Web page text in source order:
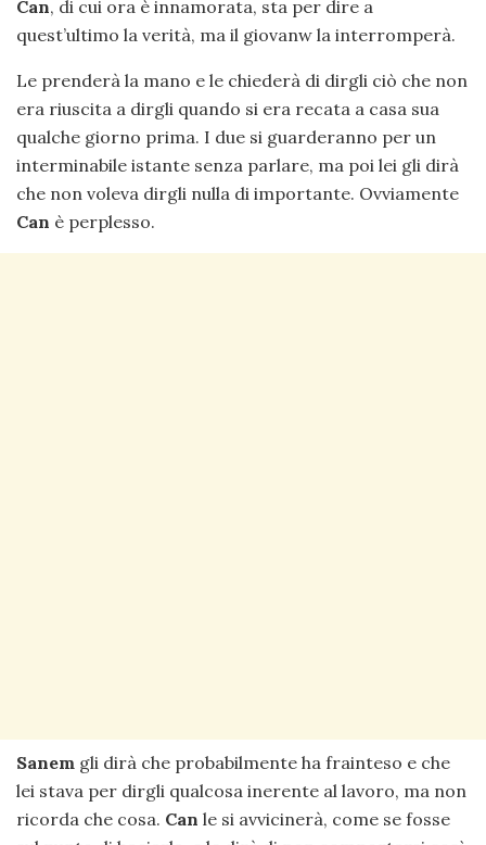
Can, di cui ora è innamorata, sta per dire a
quest’ultimo la verità, ma il giovanw la interromperà.
Le prenderà la mano e le chiederà di dirgli ciò che non
era riuscita a dirgli quando si era recata a casa sua
qualche giorno prima. I due si guarderanno per un
interminabile istante senza parlare, ma poi lei gli dirà
che non voleva dirgli nulla di importante. Ovviamente
Can è perplesso.
Sanem gli dirà che probabilmente ha frainteso e che
lei stava per dirgli qualcosa inerente al lavoro, ma non
ricorda che cosa. Can le si avvicinerà, come se fosse